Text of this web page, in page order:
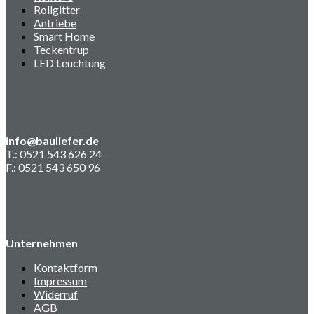
Rollgitter
Antriebe
Smart Home
Teckentrup
LED Leuchtung
info@bauliefer.de
T.: 0521 543 626 24
F.: 0521 543 650 96
Unternehmen
Kontaktform
Impressum
Widerruf
AGB